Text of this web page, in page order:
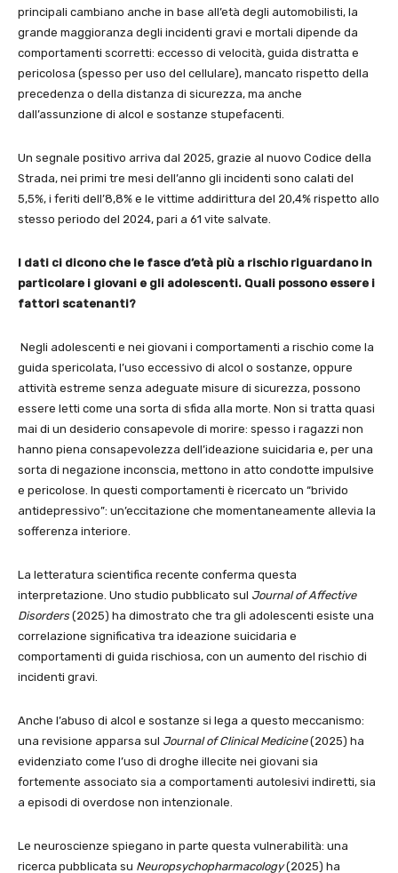
principali cambiano anche in base all’età degli automobilisti, la
grande maggioranza degli incidenti gravi e mortali dipende da
comportamenti scorretti: eccesso di velocità, guida distratta e
pericolosa (spesso per uso del cellulare), mancato rispetto della
precedenza o della distanza di sicurezza, ma anche
dall’assunzione di alcol e sostanze stupefacenti.
Un segnale positivo arriva dal 2025, grazie al nuovo Codice della
Strada, nei primi tre mesi dell’anno gli incidenti sono calati del
5,5%, i feriti dell’8,8% e le vittime addirittura del 20,4% rispetto allo
stesso periodo del 2024, pari a 61 vite salvate.
I dati ci dicono che le fasce d’età più a rischio riguardano in
particolare i giovani e gli adolescenti. Quali possono essere i
fattori scatenanti?
Negli adolescenti e nei giovani i comportamenti a rischio come la
guida spericolata, l’uso eccessivo di alcol o sostanze, oppure
attività estreme senza adeguate misure di sicurezza, possono
essere letti come una sorta di sfida alla morte. Non si tratta quasi
mai di un desiderio consapevole di morire: spesso i ragazzi non
hanno piena consapevolezza dell’ideazione suicidaria e, per una
sorta di negazione inconscia, mettono in atto condotte impulsive
e pericolose. In questi comportamenti è ricercato un “brivido
antidepressivo”: un’eccitazione che momentaneamente allevia la
sofferenza interiore.
La letteratura scientifica recente conferma questa
interpretazione. Uno studio pubblicato sul Journal of Affective
Disorders (2025) ha dimostrato che tra gli adolescenti esiste una
correlazione significativa tra ideazione suicidaria e
comportamenti di guida rischiosa, con un aumento del rischio di
incidenti gravi.
Anche l’abuso di alcol e sostanze si lega a questo meccanismo:
una revisione apparsa sul Journal of Clinical Medicine(2025) ha
evidenziato come l’uso di droghe illecite nei giovani sia
fortemente associato sia a comportamenti autolesivi indiretti, sia
a episodi di overdose non intenzionale.
Le neuroscienze spiegano in parte questa vulnerabilità: una
ricerca pubblicata su Neuropsychopharmacology(2025) ha